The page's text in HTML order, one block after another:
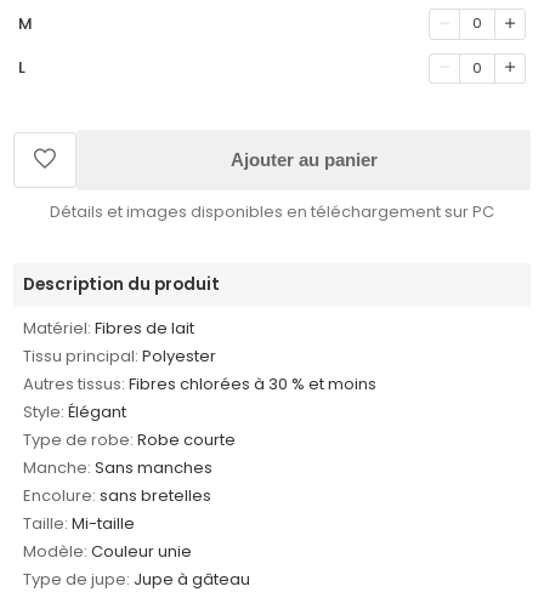
M 0
L 0
Ajouter au panier
Détails et images disponibles en téléchargement sur PC
Description du produit
Matériel: Fibres de lait
Tissu principal: Polyester
Autres tissus: Fibres chlorées à 30 % et moins
Style: Élégant
Type de robe: Robe courte
Manche: Sans manches
Encolure: sans bretelles
Taille: Mi-taille
Modèle: Couleur unie
Type de jupe: Jupe à gâteau